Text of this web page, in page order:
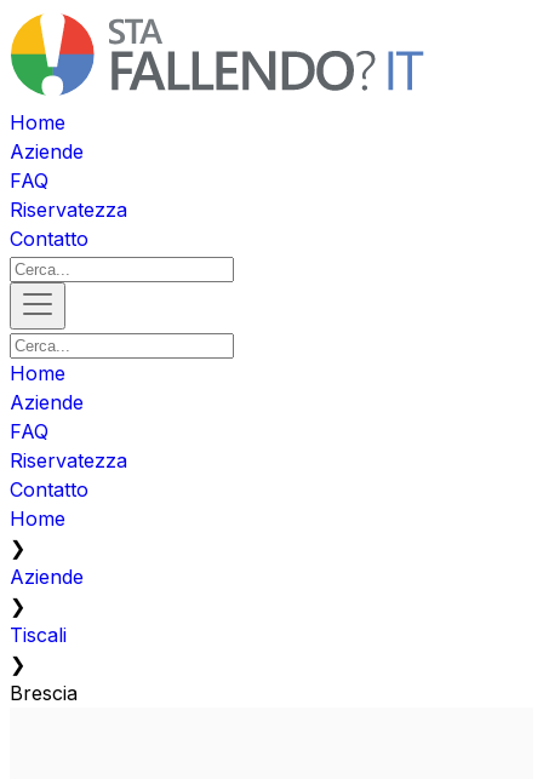
Home
Aziende
FAQ
Riservatezza
Contatto
Home
Aziende
FAQ
Riservatezza
Contatto
Home
❯
Aziende
❯
Tiscali
❯
Brescia